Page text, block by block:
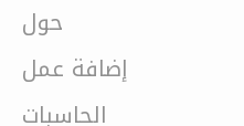
حول
إضافة عمل
الحاسبات